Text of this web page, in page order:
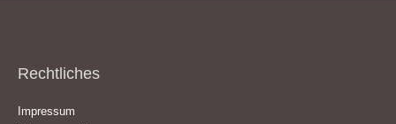
Rechtliches
Impressum